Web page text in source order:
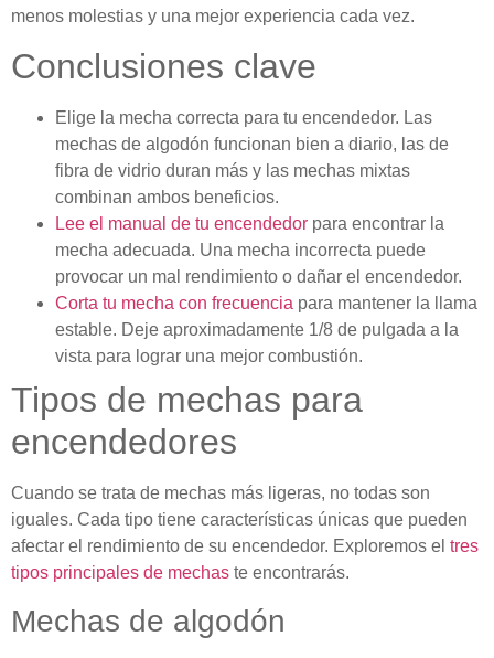
menos molestias y una mejor experiencia cada vez.
Conclusiones clave
Elige la mecha correcta para tu encendedor. Las
mechas de algodón funcionan bien a diario, las de
fibra de vidrio duran más y las mechas mixtas
combinan ambos beneficios.
Lee el manual de tu encendedor para encontrar la
mecha adecuada. Una mecha incorrecta puede
provocar un mal rendimiento o dañar el encendedor.
Corta tu mecha con frecuencia para mantener la llama
estable. Deje aproximadamente 1/8 de pulgada a la
vista para lograr una mejor combustión.
Tipos de mechas para
encendedores
Cuando se trata de mechas más ligeras, no todas son
iguales. Cada tipo tiene características únicas que pueden
afectar el rendimiento de su encendedor. Exploremos el tres
tipos principales de mechas te encontrarás.
Mechas de algodón